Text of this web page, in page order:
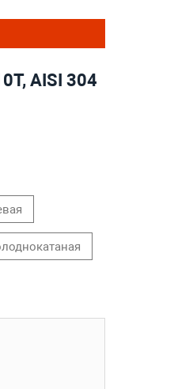
AISI 304